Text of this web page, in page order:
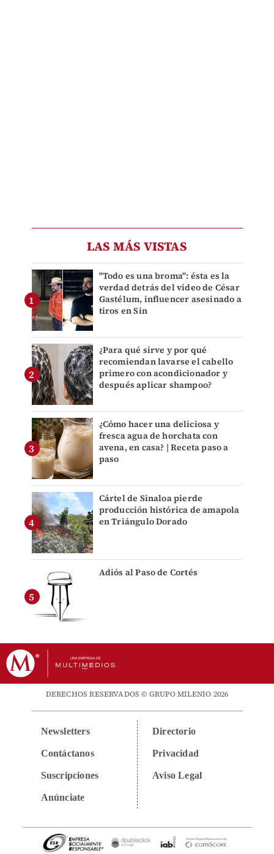
LAS MÁS VISTAS
"Todo es una broma": ésta es la
verdad detrás del video de César
Gastélum, influencer asesinado a
tiros en Sin
¿Para qué sirve y por qué
recomiendan lavarse el cabello
primero con acondicionador y
después aplicar shampoo?
¿Cómo hacer una deliciosa y
fresca agua de horchata con
avena, en casa? | Receta paso a
paso
Cártel de Sinaloa pierde
producción histórica de amapola
en Triángulo Dorado
Adiós al Paso de Cortés
DERECHOS RESERVADOS © GRUPO MILENIO 2026
Newsletters
Contáctanos
Suscripciones
Anúnciate
Directorio
Privacidad
Aviso Legal